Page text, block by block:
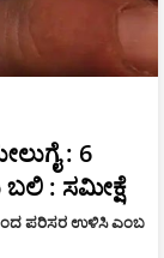
: 6
ಬಲಿ : ಸಮೀಕ್ಷೆ
ಪರಿಸರ ಉಳಿಸಿ ಎಂಬ